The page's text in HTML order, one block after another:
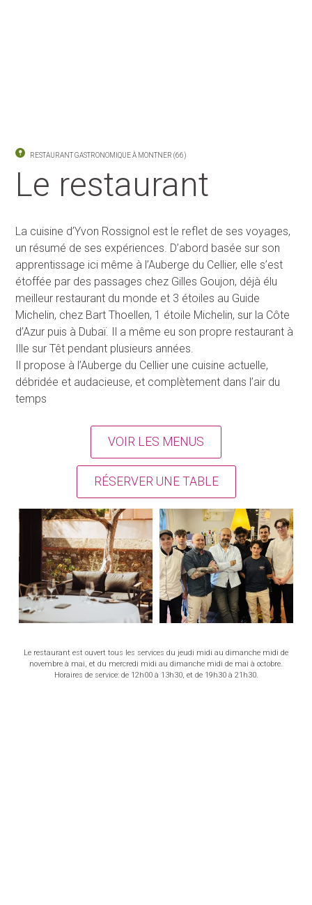
Le restaurant
La cuisine d’Yvon Rossignol est le reflet de ses voyages,
un résumé de ses expériences. D’abord basée sur son
apprentissage ici même à l’Auberge du Cellier, elle s’est
étoffée par des passages chez Gilles Goujon, déjà élu
meilleur restaurant du monde et 3 étoiles au Guide
Michelin, chez Bart Thoellen, 1 étoile Michelin, sur la Côte
d’Azur puis à Dubaï. Il a même eu son propre restaurant à
Ille sur Têt pendant plusieurs années.
Il propose à l’Auberge du Cellier une cuisine actuelle,
débridée et audacieuse, et complètement dans l’air du
temps
VOIR LES MENUS